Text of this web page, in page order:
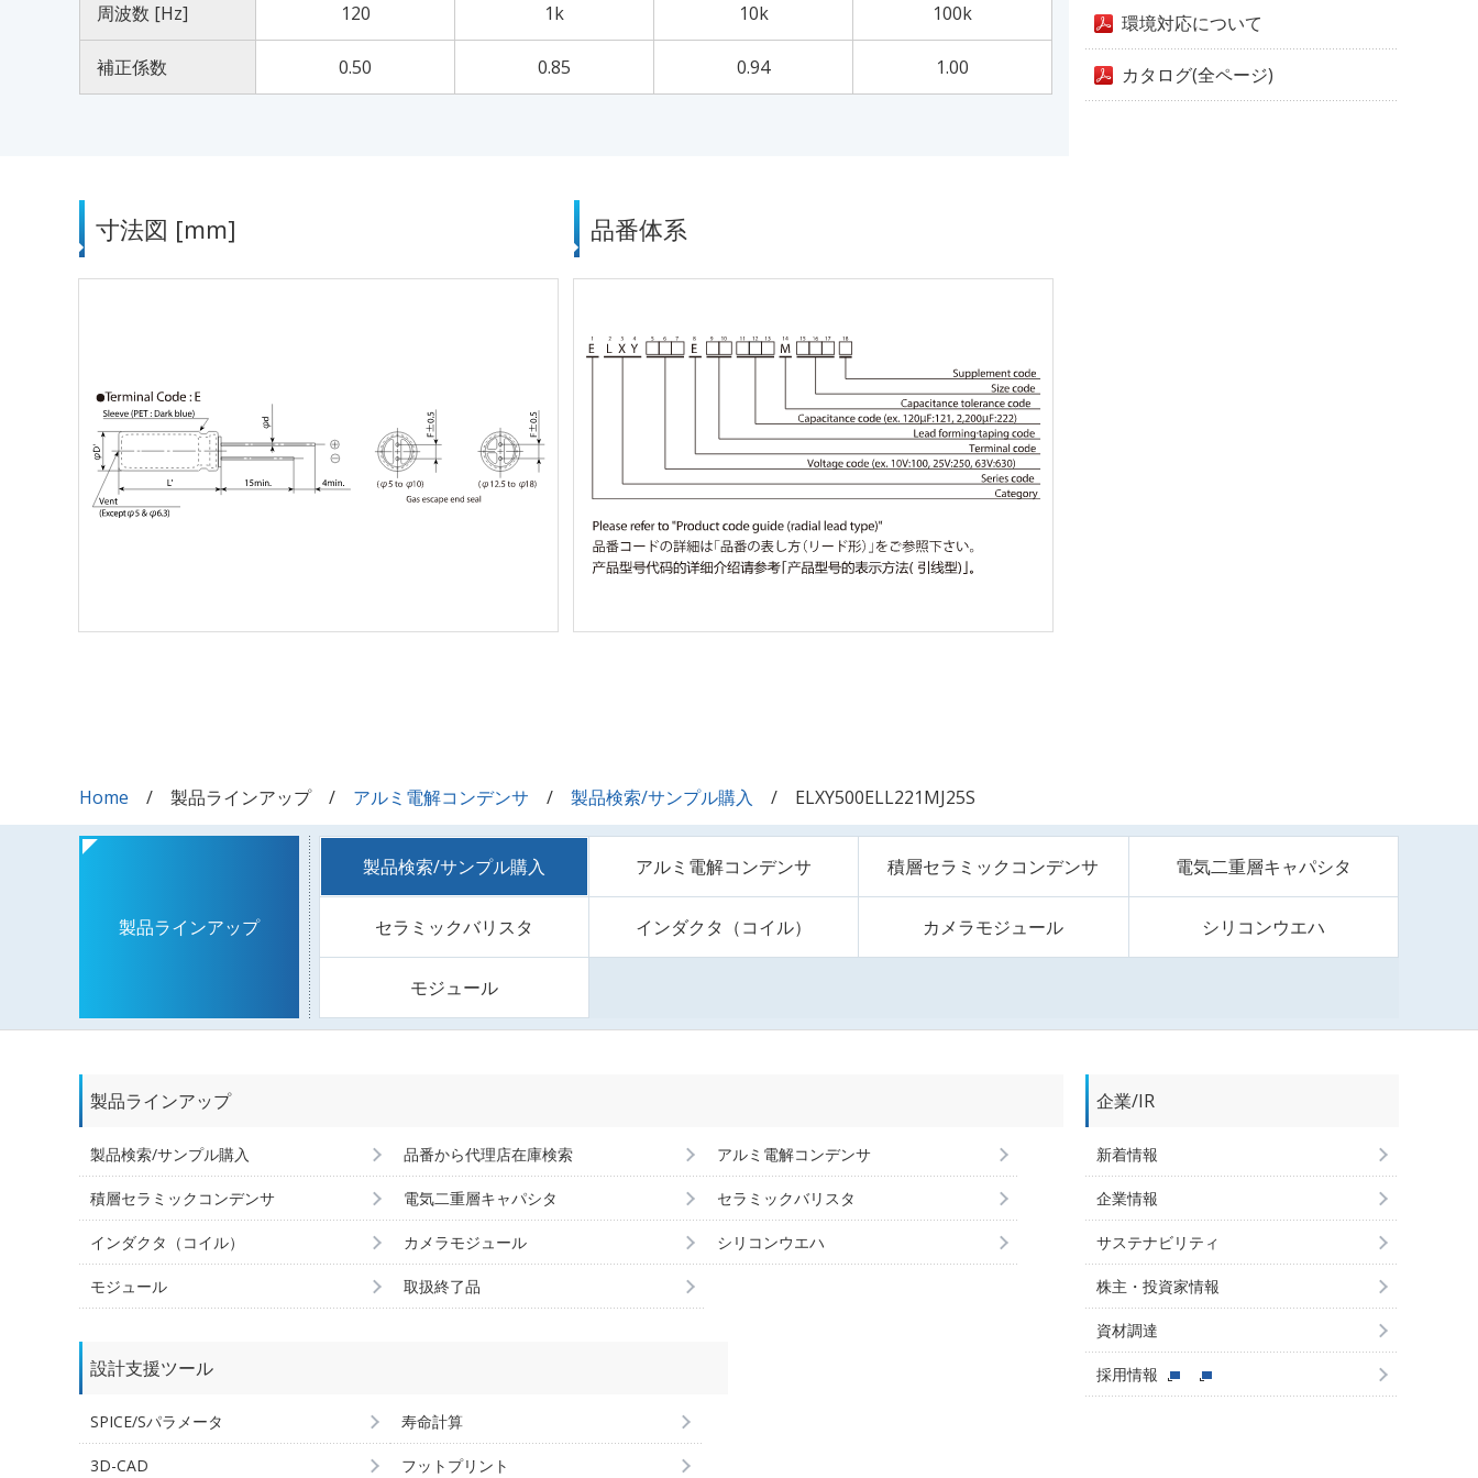
周波数 [Hz] 120 1k 10k 100k
補正係数 0.50 0.85 0.94 1.00
寸法図 [mm] 品番体系
環境対応について
カタログ(全ページ)
Home 製品ラインアップ アルミ電解コンデンサ 製品検索/サンプル購入 ELXY500ELL221MJ25S
製品ラインアップ
製品検索/サンプル購入 アルミ電解コンデンサ 積層セラミックコンデンサ 電気二重層キャパシタ
セラミックバリスタ インダクタ（コイル） カメラモジュール シリコンウエハ
モジュール
製品ラインアップ
製品検索/サンプル購入 品番から代理店在庫検索 アルミ電解コンデンサ
積層セラミックコンデンサ 電気二重層キャパシタ セラミックバリスタ
インダクタ（コイル） カメラモジュール シリコンウエハ
モジュール 取扱終了品
設計支援ツール
SPICE/Sパラメータ 寿命計算
3D-CAD フットプリント
企業/IR
新着情報
企業情報
サステナビリティ
株主・投資家情報
資材調達
採用情報